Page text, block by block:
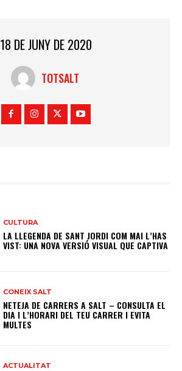
18 DE JUNY DE 2020
TOTSALT
CULTURA
LA LLEGENDA DE SANT JORDI COM MAI L’HAS
VIST: UNA NOVA VERSIÓ VISUAL QUE CAPTIVA
CONEIX SALT
NETEJA DE CARRERS A SALT – CONSULTA EL
DIA I L’HORARI DEL TEU CARRER I EVITA
MULTES
ACTUALITAT